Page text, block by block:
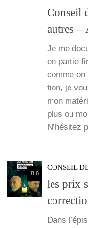
Conseil
autres –
Je me
en par­tie
comme
tion, je
mon
plus ou
N’hé­si­tez
0
CONSEIL
les prix
Dans